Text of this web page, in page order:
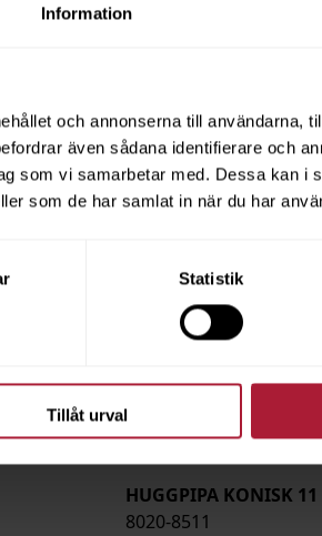
Information
och annonserna till användarna,
även sådana identifierare och
som vi samarbetar med. Dessa kan i
som de har samlat in när du har
Statistik
Tillåt urval
Saldo
HUGGPIPA KONISK
8020-8511